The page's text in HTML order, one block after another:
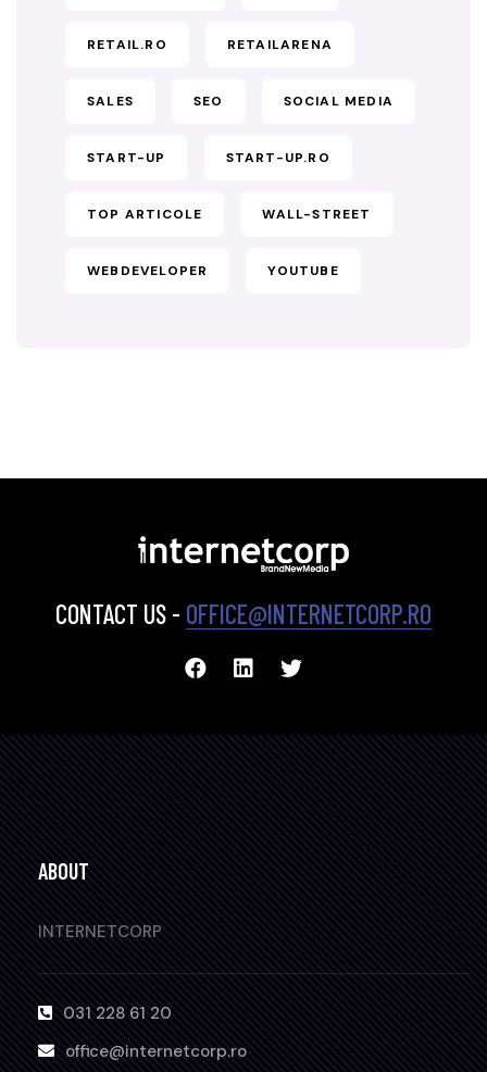
RETAIL.RO RETAILARENA
SALES SEO SOCIAL MEDIA
START-UP START-UP.RO
TOP ARTICOLE WALL-STREET
WEBDEVELOPER YOUTUBE
CONTACT US - OFFICE@INTERNETCORP.RO
ABOUT
INTERNETCORP
031 228 61 20
office@internetcorp.ro